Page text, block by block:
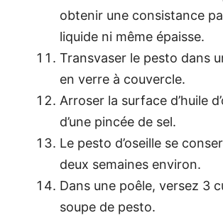
obtenir une consistance
liquide ni même épaisse.
Transvaser le pesto dans
en verre à couvercle.
Arroser la surface d’huile
d’une pincée de sel.
Le pesto d’oseille se
deux semaines environ.
Dans une poêle, versez 3
soupe de pesto.